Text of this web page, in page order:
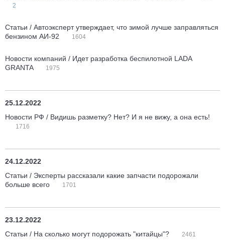
2
Статьи / Автоэксперт утверждает, что зимой лучше заправляться
бензином АИ-92
1604
Новости компаний / Идет разработка беспилотной LADA
GRANTA
1975
25.12.2022
Новости РФ / Видишь разметку? Нет? И я не вижу, а она есть!
1716
24.12.2022
Статьи / Эксперты рассказали какие запчасти подорожали
больше всего
1701
23.12.2022
Статьи / На сколько могут подорожать "китайцы"?
2461